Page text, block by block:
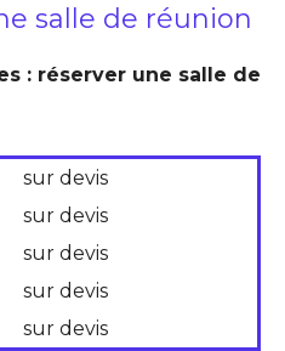
salle de réunion
: réserver une salle de
sur devis
sur devis
sur devis
sur devis
sur devis